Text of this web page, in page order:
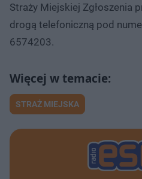
Straży Miejskiej Zgłoszenia
drogą telefoniczną pod
6574203.
STRAŻ MIEJSKA